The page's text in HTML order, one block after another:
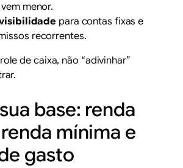
menor.
para contas fixas e
recorrentes.
de caixa, não “adivinhar”
base: renda
mínima e
gasto